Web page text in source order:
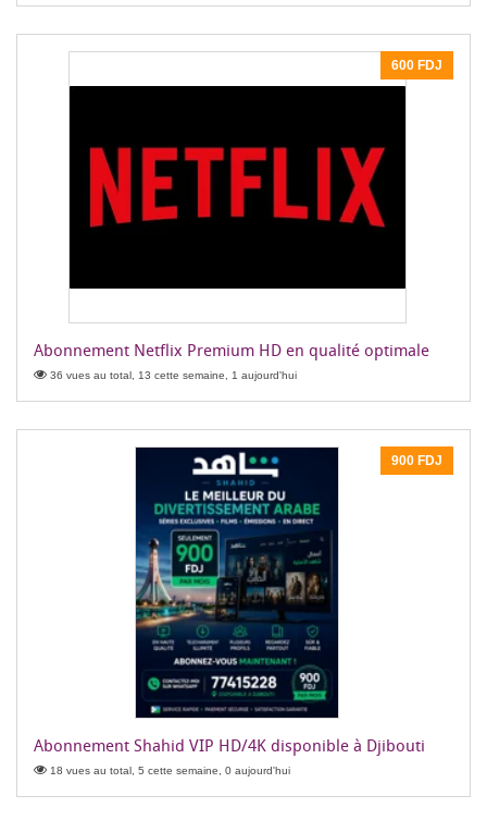
600 FDJ
Abonnement Netflix Premium HD en qualité optimale
36 vues au total, 13 cette semaine, 1 aujourd'hui
900 FDJ
Abonnement Shahid VIP HD/4K disponible à Djibouti
18 vues au total, 5 cette semaine, 0 aujourd'hui